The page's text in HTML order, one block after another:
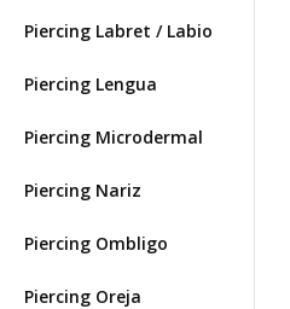
Piercing Labret / Labio
Piercing Lengua
Piercing Microdermal
Piercing Nariz
Piercing Ombligo
Piercing Oreja